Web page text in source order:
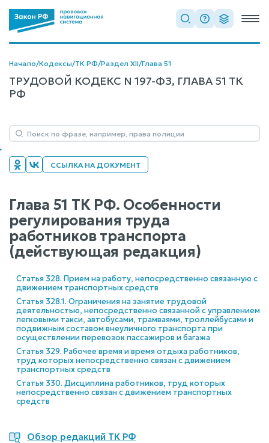
Начало/Кодексы/ТК РФ/Раздел XII/Глава 51
ТРУДОВОЙ КОДЕКС N 197-ФЗ, ГЛАВА 51 ТК
РФ
ССЫЛКА НА ДОКУМЕНТ
Глава 51 ТК РФ. Особенности
регулирования труда
работников транспорта
(действующая редакция)
Статья 328. Прием на работу, непосредственно связанную с
движением транспортных средств
Статья 328.1. Ограничения на занятие трудовой
деятельностью, непосредственно связанной с управлением
легковыми такси, автобусами, трамваями, троллейбусами и
подвижным составом внеуличного транспорта при
осуществлении перевозок пассажиров и багажа
Статья 329. Рабочее время и время отдыха работников,
труд которых непосредственно связан с движением
транспортных средств
Статья 330. Дисциплина работников, труд которых
непосредственно связан с движением транспортных
средств
Обзор редакций ТК РФ